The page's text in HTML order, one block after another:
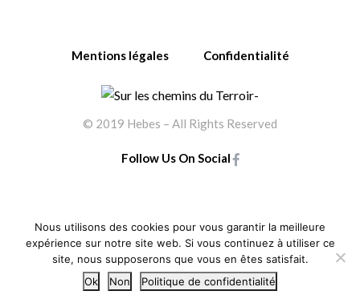
Mentions légales Confidentialité
© 2019 Hebes – All Rights Reserved
Follow Us On Social
Nous utilisons des cookies pour vous garantir la meilleure
expérience sur notre site web. Si vous continuez à utiliser ce
site, nous supposerons que vous en êtes satisfait.
Ok
Non Politique de confidentialité